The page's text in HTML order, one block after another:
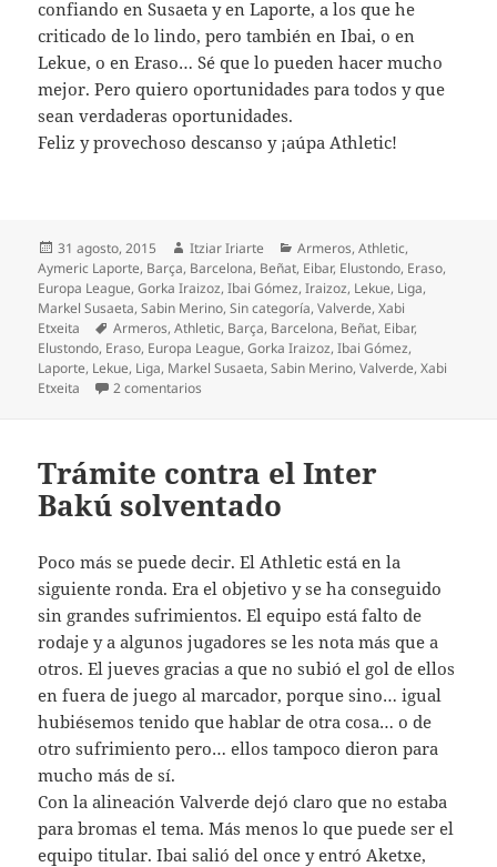
confiando en Susaeta y en Laporte, a los que he
criticado de lo lindo, pero también en Ibai, o en
Lekue, o en Eraso… Sé que lo pueden hacer mucho
mejor. Pero quiero oportunidades para todos y que
sean verdaderas oportunidades.
Feliz y provechoso descanso y ¡aúpa Athletic!
Publicado
el
31 agosto, 2015 Autor
Itziar Iriarte Categorías
Armeros,Athletic,
Aymeric Laporte, Barça, Barcelona, Beñat, Eibar, Elustondo, Eraso,
Europa League,Gorka Iraizoz,Ibai Gómez,Iraizoz, Lekue, Liga,
Markel Susaeta,Sabin Merino,Sin categoría,Valverde,Xabi
Etxeita
Etiquetas
Armeros,Athletic, Barça, Barcelona, Beñat, Eibar,
Elustondo, Eraso, Europa League,Gorka Iraizoz,Ibai Gómez,
Laporte, Lekue, Liga, Markel Susaeta,Sabin Merino,Valverde,Xabi
Etxeita
2 comentarios
Trámite contra el Inter
Bakú solventado
Poco más se puede decir. El Athletic está en la
siguiente ronda. Era el objetivo y se ha conseguido
sin grandes sufrimientos. El equipo está falto de
rodaje y a algunos jugadores se les nota más que a
otros. El jueves gracias a que no subió el gol de ellos
en fuera de juego al marcador, porque sino… igual
hubiésemos tenido que hablar de otra cosa… o de
otro sufrimiento pero… ellos tampoco dieron para
mucho más de sí.
Con la alineación Valverde dejó claro que no estaba
para bromas el tema. Más menos lo que puede ser el
equipo titular. Ibai salió del once y entró Aketxe,